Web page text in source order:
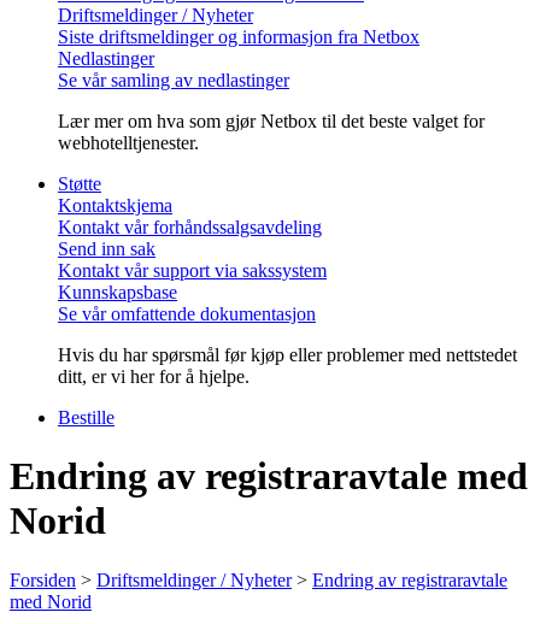
Driftsmeldinger / Nyheter
Siste driftsmeldinger og informasjon fra Netbox
Nedlastinger
Se vår samling av nedlastinger
Lær mer om hva som gjør Netbox til det beste valget for
webhotelltjenester.
Støtte
Kontaktskjema
Kontakt vår forhåndssalgsavdeling
Send inn sak
Kontakt vår support via sakssystem
Kunnskapsbase
Se vår omfattende dokumentasjon
Hvis du har spørsmål før kjøp eller problemer med nettstedet
ditt, er vi her for å hjelpe.
Bestille
Endring av registraravtale med
Norid
Forsiden > Driftsmeldinger / Nyheter> Endring av registraravtale
med Norid